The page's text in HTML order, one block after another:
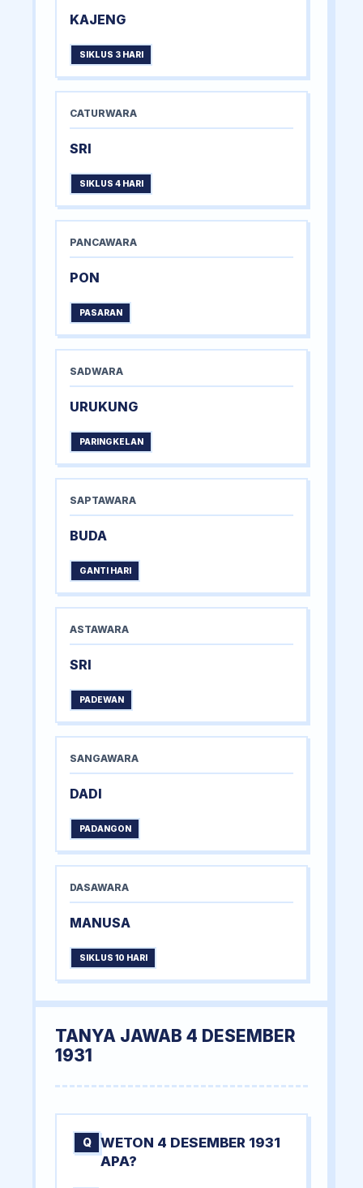
KAJENG
SIKLUS 3 HARI
CATURWARA
SRI
SIKLUS 4 HARI
PANCAWARA
PON
PASARAN
SADWARA
URUKUNG
PARINGKELAN
SAPTAWARA
BUDA
GANTI HARI
ASTAWARA
SRI
PADEWAN
SANGAWARA
DADI
PADANGON
DASAWARA
MANUSA
SIKLUS 10 HARI
TANYA JAWAB 4 DESEMBER
1931
Q
WETON 4 DESEMBER 1931
APA?